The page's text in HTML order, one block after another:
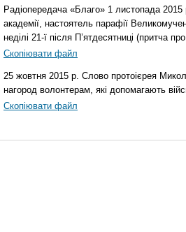
Радіопередача «Благо» 1 листопада
академії, настоятель парафії
неділі 21-ї після П’ятдесятниці (притча
Скопіювати файл
25 жовтня 2015 р. Слово протоієрея
нагород волонтерам, які допомагають
Скопіювати файл